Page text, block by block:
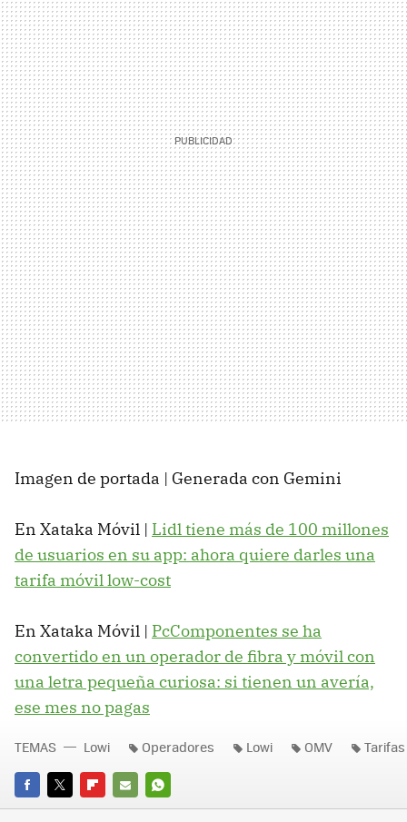
Imagen de portada | Generada con Gemini
En Xataka Móvil | Lidl tiene más de 100 millones
de usuarios en su app: ahora quiere darles una
tarifa móvil low-cost
En Xataka Móvil | PcComponentes se ha
convertido en un operador de fibra y móvil con
una letra pequeña curiosa: si tienen un avería,
ese mes no pagas
FACEBOOK
TWITTERFLIPBOARD
E-
WHATSAPP
TEMAS Lowi Operadores Lowi OMV Tarifas